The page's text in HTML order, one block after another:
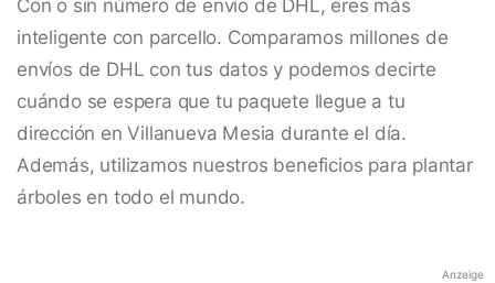
Con o sin número de envío de DHL, eres más
inteligente con parcello. Comparamos millones de
envíos de DHL con tus datos y podemos decirte
cuándo se espera que tu paquete llegue a tu
dirección en Villanueva Mesia durante el día.
Además, utilizamos nuestros beneficios para plantar
árboles en todo el mundo.
Anzeige